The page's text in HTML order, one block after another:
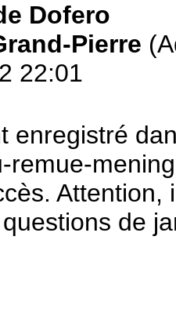
Dofero
Pierre
22:01
enregistré
remue-
de